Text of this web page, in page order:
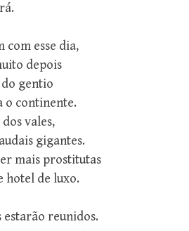
com esse dia,
depois
gentio
o continente.
vales,
gigantes.
mais prostitutas
hotel de luxo.
estarão reunidos.